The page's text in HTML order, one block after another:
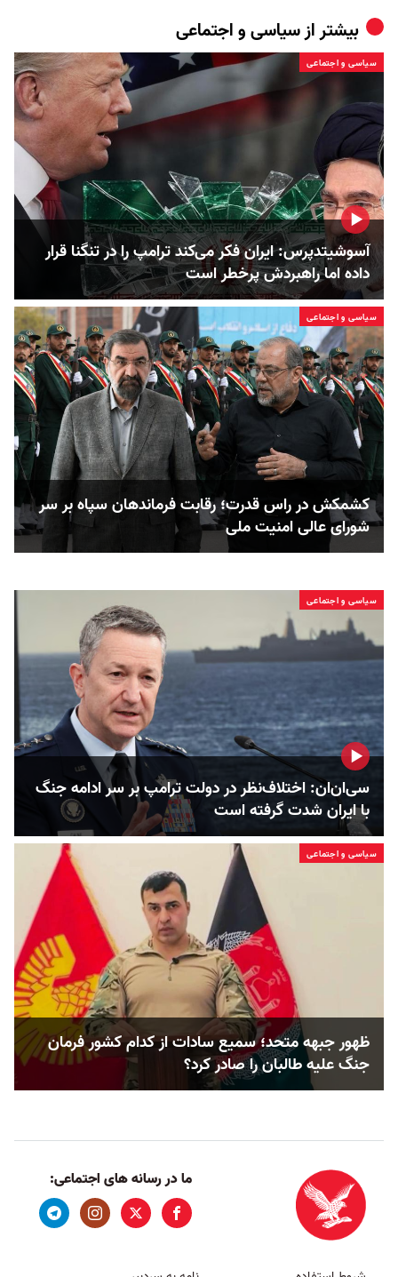
بیشتر ازسیاسی و اجتماعی
سیاسی و اجتماعی
آسوشیتدپرس: ایران فکر می‌کند ترامپ را در تنگنا قرار
داده‌ اما راهبردش پرخطر است
سیاسی و اجتماعی
کشمکش در راس قدرت؛ رقابت فرماندهان سپاه بر سر
شورای عالی امنیت ملی
سیاسی و اجتماعی
سی‌ان‌ان: اختلاف‌نظر در دولت ترامپ بر سر ادامه جنگ
با ایران شدت گرفته است
سیاسی و اجتماعی
ظهور جبهه متحد؛ سمیع سادات از کدام کشور فرمان
جنگ علیه طالبان را صادر کرد؟
ما در رسانه های اجتماعی: